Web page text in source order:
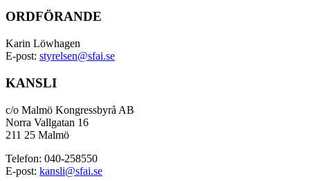
ORDFÖRANDE
Karin Löwhagen
E-post: styrelsen@sfai.se
KANSLI
c/o Malmö Kongressbyrå AB
Norra Vallgatan 16
211 25 Malmö
Telefon: 040-258550
E-post: kansli@sfai.se